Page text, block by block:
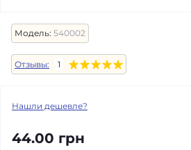
Модель: 540002
Отзывы: 1
Нашли дешевле?
44.00 грн